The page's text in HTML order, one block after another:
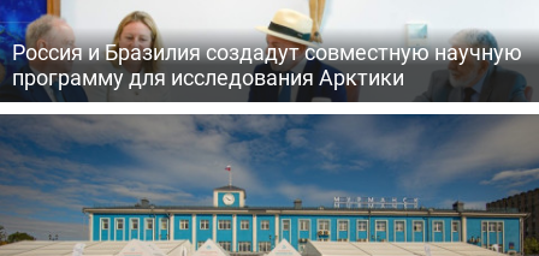
Россия и Бразилия создадут совместную научную
программу для исследования Арктики